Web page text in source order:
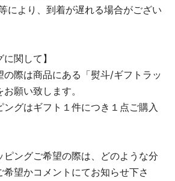
により、到着が遅れる場合がござい
関して】
の際は商品にある「熨斗/ギフトラッ
願い致します。
ングはギフト１件につき１点ご購入
ピングご希望の際は、どのような分
望かコメントにてお知らせ下さ